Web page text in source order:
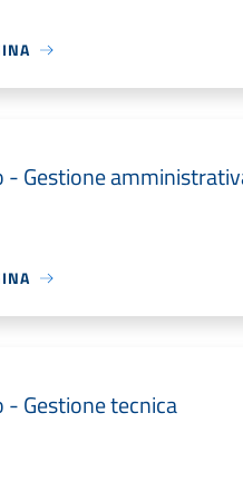
- Gestione
Gestione tecnica